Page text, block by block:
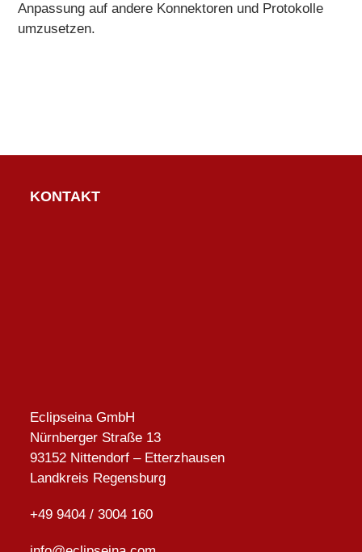
Anpassung auf andere Konnektoren und Protokolle
umzusetzen.
KONTAKT
Eclipseina GmbH
Nürnberger Straße 13
93152 Nittendorf – Etterzhausen
Landkreis Regensburg
+49 9404 / 3004 160